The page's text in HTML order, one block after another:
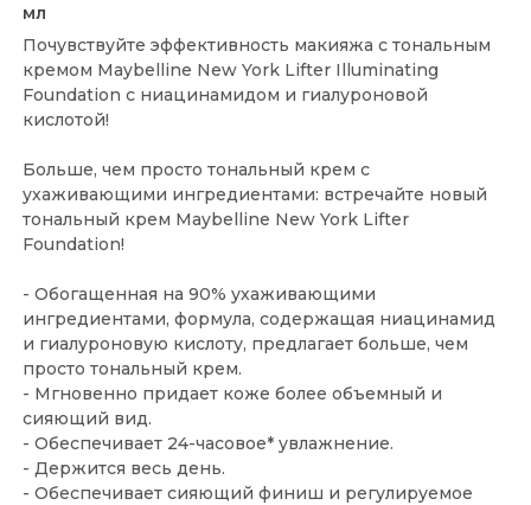
мл
Почувствуйте эффективность макияжа с тональным
кремом Maybelline New York Lifter Illuminating
Foundation с ниацинамидом и гиалуроновой
кислотой!
Больше, чем просто тональный крем с
ухаживающими ингредиентами: встречайте новый
тональный крем Maybelline New York Lifter
Foundation!
- Обогащенная на 90% ухаживающими
ингредиентами, формула, содержащая ниацинамид
и гиалуроновую кислоту, предлагает больше, чем
просто тональный крем.
- Мгновенно придает коже более объемный и
сияющий вид.
- Обеспечивает 24-часовое* увлажнение.
- Держится весь день.
- Обеспечивает сияющий финиш и регулируемое